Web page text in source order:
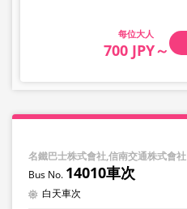
大人
700 JPY～
名鐵巴士株式會社,信南交通株式會社
14010車次
白天車次